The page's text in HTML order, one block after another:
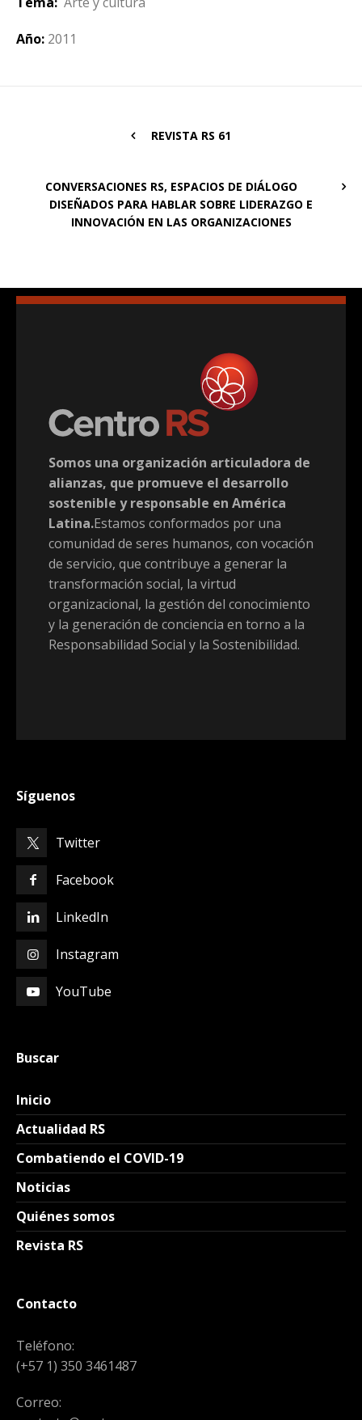
Año: 2011
REVISTA RS 61
CONVERSACIONES RS, ESPACIOS DE DIÁLOGO
DISEÑADOS PARA HABLAR SOBRE LIDERAZGO E
INNOVACIÓN EN LAS ORGANIZACIONES
Somos una organización articuladora de
alianzas, que promueve el desarrollo
sostenible y responsable en América
Latina.Estamos conformados por una
comunidad de seres humanos, con vocación
de servicio, que contribuye a generar la
transformación social, la virtud
organizacional, la gestión del conocimiento
y la generación de conciencia en torno a la
Responsabilidad Social y la Sostenibilidad.
Síguenos
Twitter
Facebook
LinkedIn
Instagram
YouTube
Buscar
Inicio
Actualidad RS
Combatiendo el COVID-19
Noticias
Quiénes somos
Revista RS
Contacto
Teléfono:
(+57 1) 350 3461487
Correo: